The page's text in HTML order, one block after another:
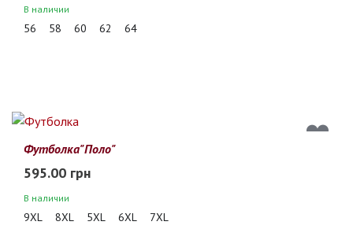
В наличии
56 58 60 62 64
Футболка"Поло"
595.00 грн
В наличии
9XL 8XL 5XL 6XL 7XL